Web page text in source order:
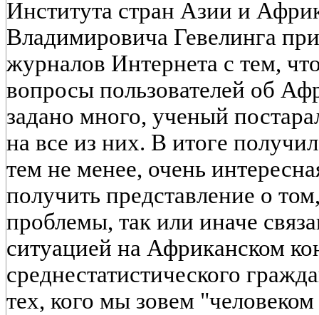
Института стран Азии и
Владимировича Гевелинга
журналов Интернета с тем,
вопросы пользователей об
задано много, ученый
на все из них. В итоге
тем не менее, очень
получить представление о
проблемы, так или иначе
ситуацией на Африканском
среднестатистического
тех, кого мы зовем